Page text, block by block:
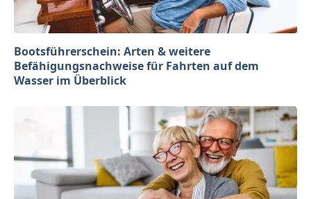
Bootsführerschein: Arten & weitere
Befähigungsnachweise für Fahrten auf dem
Wasser im Überblick